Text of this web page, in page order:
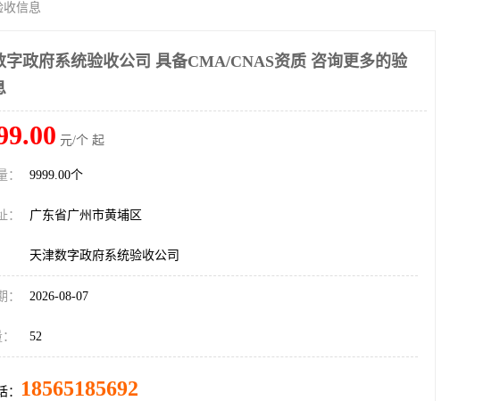
收信息
字政府系统验收公司 具备CMA/CNAS资质 咨询更多的验
元/个 起
： 9999.00个
： 广东省广州市黄埔区
天津数字政府系统验收公司
： 2026-08-07
52
： 18565185692